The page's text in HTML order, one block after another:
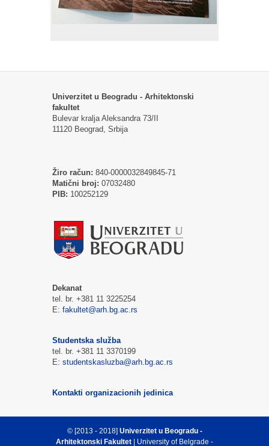
Univerzitet u Beogradu - Arhitektonski
fakultet
Bulevar kralja Aleksandra 73/II
11120 Beograd, Srbija
Žiro račun: 840-0000032849845-71
Matični broj: 07032480
PIB: 100252129
Dekanat
tel. br. +381 11 3225254
E: fakultet@arh.bg.ac.rs
Studentska služba
tel. br. +381 11 3370199
E: studentskasluzba@arh.bg.ac.rs
Kontakti organizacionih jedinica
© [2013 - 2018] Univerzitet u Beogradu -
Arhitektonski Fakultet | University of Belgrade -